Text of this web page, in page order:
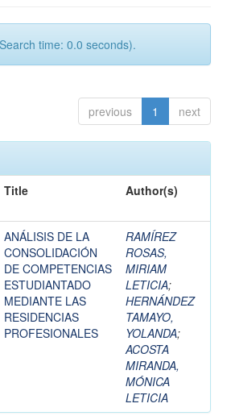
time: 0.0 seconds).
previous 1 next
Title Author(s)
ANÁLISIS DE LA
CONSOLIDACIÓN
DE COMPETENCIAS
ESTUDIANTADO
MEDIANTE LAS
RESIDENCIAS
PROFESIONALES
RAMÍREZ
ROSAS,
MIRIAM
LETICIA;
HERNÁNDEZ
TAMAYO,
YOLANDA;
ACOSTA
MIRANDA,
MÓNICA
LETICIA